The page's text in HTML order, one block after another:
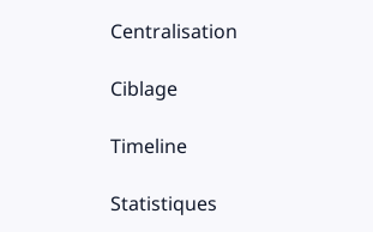
Centralisation
Ciblage
Timeline
Statistiques